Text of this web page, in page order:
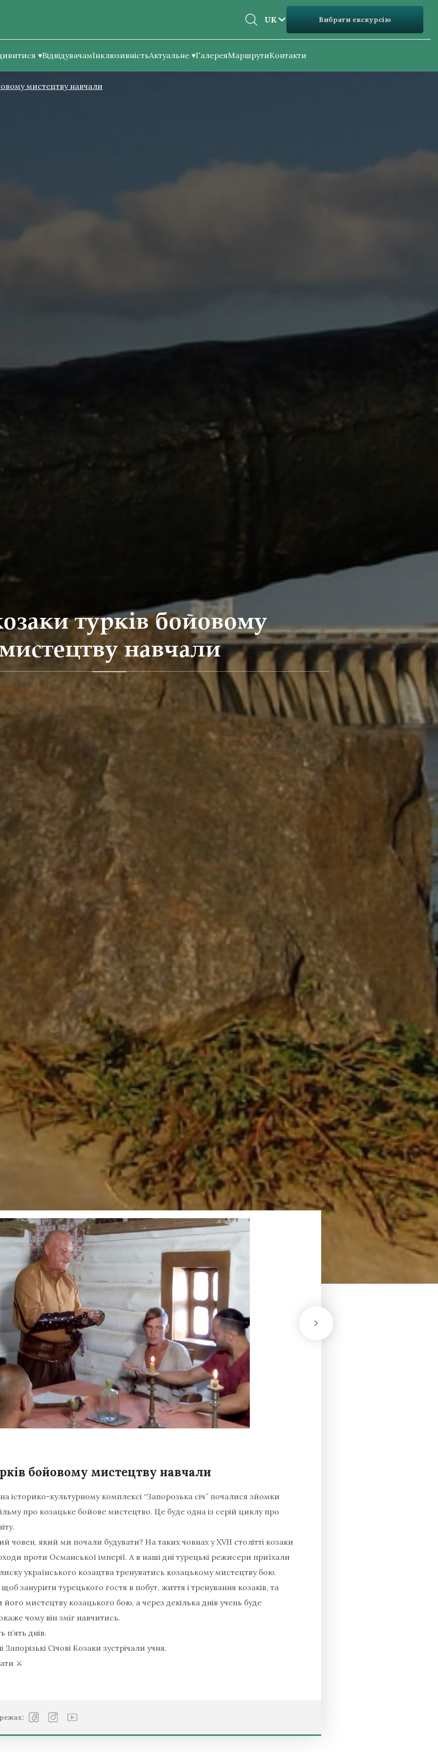
UK
EN
Вибрати екскурсію
ВідвідувачамІнклюзивністьАктуальне ГалереяМаршрутиКонтакти
мистецтву навчали
турків бойовому
навчали
бойовому мистецтву навчали
історико-культурному комплексі “Запорозька січ” почалися зйомки
про козацьке бойове мистецтво. Це буде одна із серій циклу про
човен, який ми почали будувати? На таких човнах у XVII столітті козаки
проти Османської імперії. А в наші дні турецькі режисери приїхали
українського козацтва тренуватись козацькому мистецтву бою.
занурити турецького гостя в побут, життя і тренування козаків, та
мистецтву козацького бою, а через декілька днів учень буде
чому він зміг навчитись.
днів.
Запорізькі Січові Козаки зустрічали учня.
⚔